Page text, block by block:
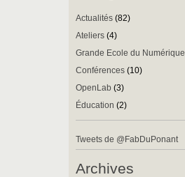
Actualités (82)
Ateliers (4)
Grande Ecole du Numérique
Conférences (10)
OpenLab (3)
Éducation (2)
Tweets de @FabDuPonant
Archives